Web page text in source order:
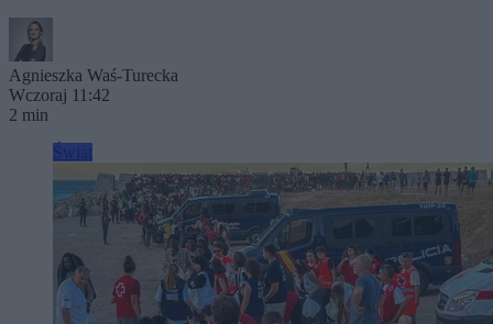
Agnieszka Waś-Turecka
Wczoraj 11:42
2 min